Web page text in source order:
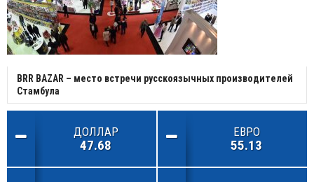
BRR BAZAR – место встречи русскоязычных производителей
Стамбула
ДОЛЛАР
47.68
ЕВРО
55.13